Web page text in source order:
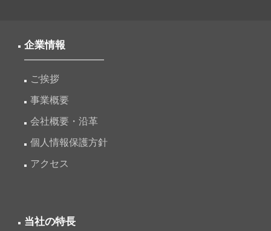
企業情報
ご挨拶
事業概要
会社概要・沿革
個人情報保護方針
アクセス
当社の特長